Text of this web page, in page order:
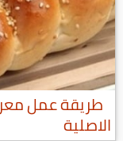
طريقة عمل
الاصلية